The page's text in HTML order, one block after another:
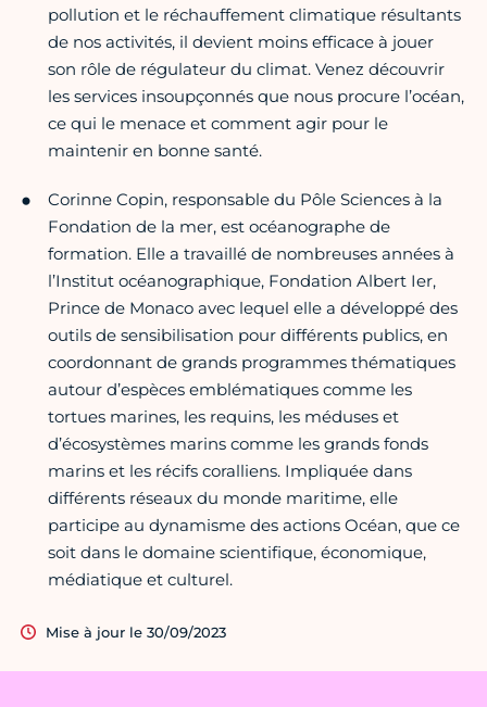
pollution et le réchauffement climatique résultants
de nos activités, il devient moins efficace à jouer
son rôle de régulateur du climat. Venez découvrir
les services insoupçonnés que nous procure l’océan,
ce qui le menace et comment agir pour le
maintenir en bonne santé.
Corinne Copin, responsable du Pôle Sciences à la
Fondation de la mer, est océanographe de
formation. Elle a travaillé de nombreuses années à
l’Institut océanographique, Fondation Albert Ier,
Prince de Monaco avec lequel elle a développé des
outils de sensibilisation pour différents publics, en
coordonnant de grands programmes thématiques
autour d’espèces emblématiques comme les
tortues marines, les requins, les méduses et
d’écosystèmes marins comme les grands fonds
marins et les récifs coralliens. Impliquée dans
différents réseaux du monde maritime, elle
participe au dynamisme des actions Océan, que ce
soit dans le domaine scientifique, économique,
médiatique et culturel.
Mise à jour le 30/09/2023